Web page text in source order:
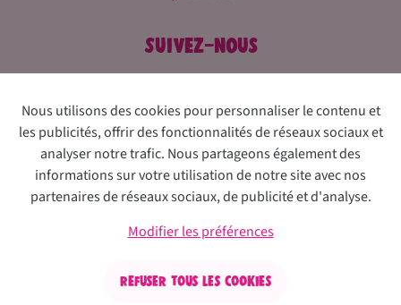
Nous utilisons des cookies pour personnaliser le contenu et
les publicités, offrir des fonctionnalités de réseaux sociaux et
analyser notre trafic. Nous partageons également des
informations sur votre utilisation de notre site avec nos
partenaires de réseaux sociaux, de publicité et d'analyse.
Modifier les préférences
Refuser tous les cookies
Suivez-nous
Déclaration de confidentialité
Avertissement
Cookies
Modifies les préférences